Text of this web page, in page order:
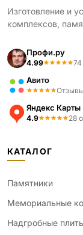
Изготовление и
комплексов,
Профи.ру
4.99 74
Авито
Отзывы
Яндекс Карты
4.9 28
КАТАЛОГ
Памятники
Мемориальные
Надгробные